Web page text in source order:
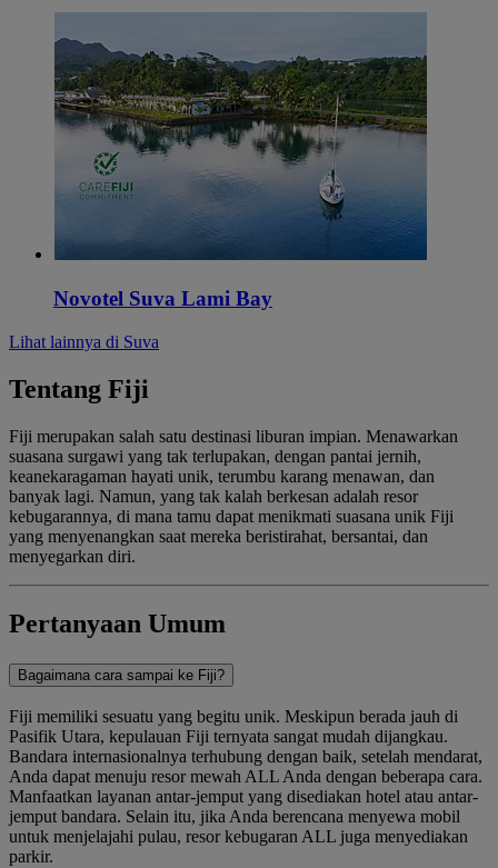
Novotel Suva Lami Bay
Lihat lainnya di Suva
Tentang Fiji
Fiji merupakan salah satu destinasi liburan impian. Menawarkan
suasana surgawi yang tak terlupakan, dengan pantai jernih,
keanekaragaman hayati unik, terumbu karang menawan, dan
banyak lagi. Namun, yang tak kalah berkesan adalah resor
kebugarannya, di mana tamu dapat menikmati suasana unik Fiji
yang menyenangkan saat mereka beristirahat, bersantai, dan
menyegarkan diri.
Pertanyaan Umum
Bagaimana cara sampai ke Fiji?
Fiji memiliki sesuatu yang begitu unik. Meskipun berada jauh di
Pasifik Utara, kepulauan Fiji ternyata sangat mudah dijangkau.
Bandara internasionalnya terhubung dengan baik, setelah mendarat,
Anda dapat menuju resor mewah ALL Anda dengan beberapa cara.
Manfaatkan layanan antar-jemput yang disediakan hotel atau antar-
jemput bandara. Selain itu, jika Anda berencana menyewa mobil
untuk menjelajahi pulau, resor kebugaran ALL juga menyediakan
parkir.